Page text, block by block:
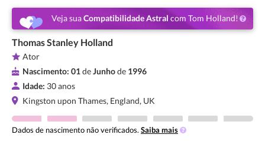
Veja suaCompatibilidade Astral com Tom Holland!
Thomas Stanley Holland
Ator
Nascimento: 01deJunhode 1996
Idade: 30 anos
Kingston upon Thames, England, UK
Dados de nascimento não verificados. Saiba mais